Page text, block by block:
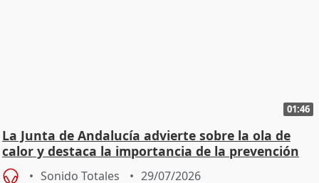
01:46
La Junta de Andalucía advierte sobre la ola de
calor y destaca la importancia de la prevención
Sonido Totales 29/07/2026